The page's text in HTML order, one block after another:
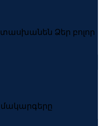
Ձեր բոլոր